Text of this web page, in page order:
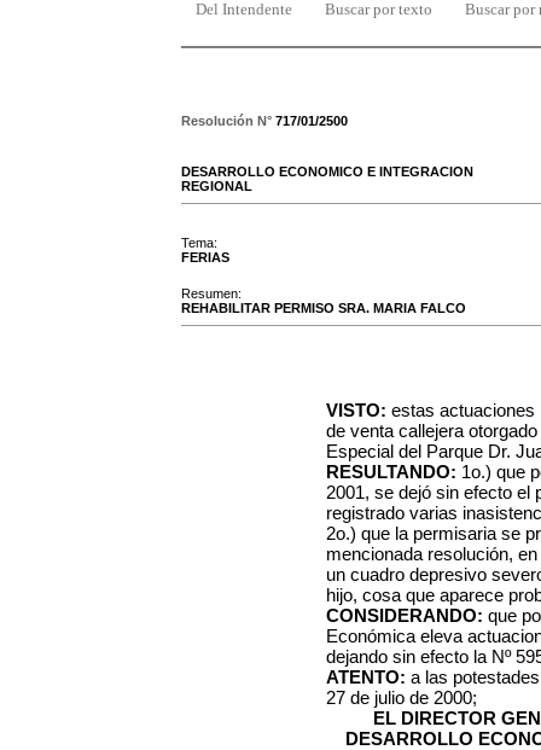
Del Intendente Buscar por texto Buscar por
Resolución N° 717/01/2500
DESARROLLO ECONOMICO E INTEGRACION
REGIONAL
Tema:
FERIAS
Resumen:
REHABILITAR PERMISO SRA. MARIA FALCO
VISTO: estas actuaciones
de venta callejera
Especial del Parque Dr.
RESULTANDO: 1o.) que
2001, se dejó sin efecto el
registrado varias
2o.) que la permisaria se
mencionada resolución,
un cuadro depresivo
hijo, cosa que aparece
CONSIDERANDO: que
Económica eleva
dejando sin efecto la Nº
ATENTO: a las
27 de julio de 2000;
EL DIRECTOR
DESARROLLO